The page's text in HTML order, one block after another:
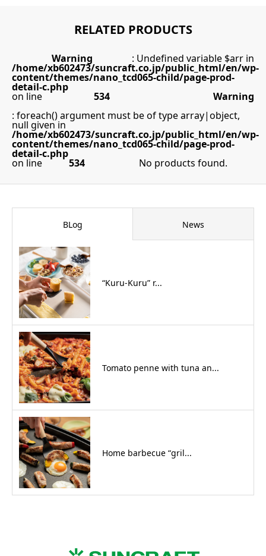
RELATED PRODUCTS
Warning : Undefined variable $arr in
/home/xb602473/suncraft.co.jp/public_html/en/wp-
content/themes/nano_tcd065-child/page-prod-
detail-c.php
on line 534
Warning
: foreach() argument must be of type array|object,
null given in
/home/xb602473/suncraft.co.jp/public_html/en/wp-
content/themes/nano_tcd065-child/page-prod-
detail-c.php
on line 534 No products found.
BLog News
“Kuru-Kuru” r...
Tomato penne with tuna an...
Home barbecue “gril...